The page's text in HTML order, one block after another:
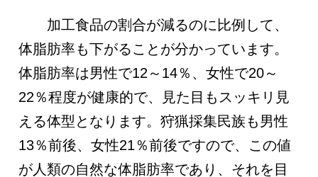
加工食品の割合が減るのに比例して、
体脂肪率も下がることが分かっています。
体脂肪率は男性で12～14％、女性で20～
22％程度が健康的で、見た目もスッキリ見
える体型となります。狩猟採集民族も男性
13％前後、女性21％前後ですので、この値
が人類の自然な体脂肪率であり、それを目